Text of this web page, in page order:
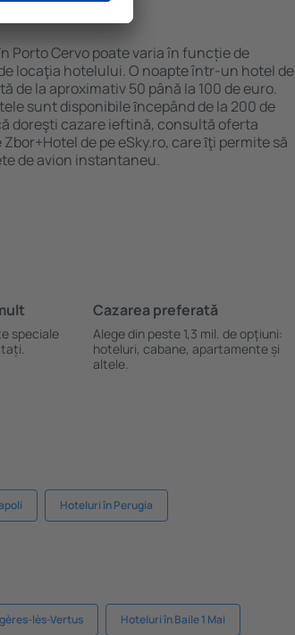
Porto Cervo poate varia în funcție de
locaţia hotelului. O noapte într-un hotel de
de la aproximativ 50 până la 100 de euro.
sunt disponibile ȋncepând de la 200 de
doreşti cazare ieftină, consultă oferta
de pe eSky.ro, care ȋţi permite să
de avion instantaneu.
speciale
Cazarea preferată
Alege din peste 1,3 mil. de opţiuni:
hoteluri, cabane, apartamente și
altele.
Hoteluri în Perugia
lès-Vertus Hoteluri în Baile 1 Mai